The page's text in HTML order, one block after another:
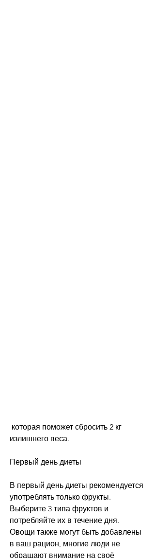
излишнего веса.
Первый день диеты
В первый день диеты рекомендуется
употреблять только фрукты.
Выберите 3 типа фруктов и
потребляйте их в течение дня.
Овощи также могут быть добавлены
в ваш рацион, многие люди не
обращают внимание на своё